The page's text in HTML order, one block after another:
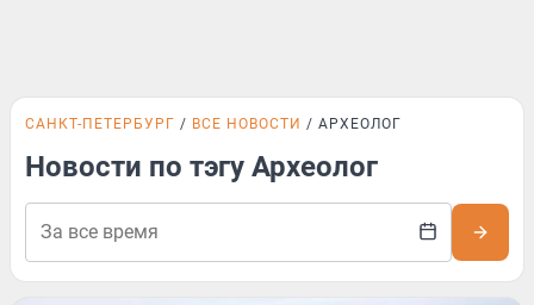
САНКТ-ПЕТЕРБУРГ ВСЕ НОВОСТИ АРХЕОЛОГ
Новости по тэгу Археолог